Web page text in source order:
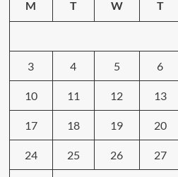
M T W T
3 4 5 6
10 11 12 13
17 18 19 20
24 25 26 27